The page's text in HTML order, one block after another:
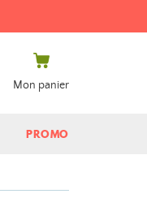
PROMO
Mon panier